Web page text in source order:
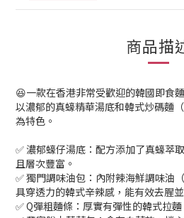
商品描
😆一款在香港非常受歡迎的韓國即食麵
以濃郁的真蠔精華湯底和韓式炒碼麵
為特色。
✅ 濃郁蠔仔湯底：配方添加了真蠔萃
且層次豐富。
✅ 獨門調味油包：內附辣海鮮調味油
具穿透力的韓式辛辣感，能有效去腥並
✅ Q彈粗麵條：厚實有彈性的韓式拉